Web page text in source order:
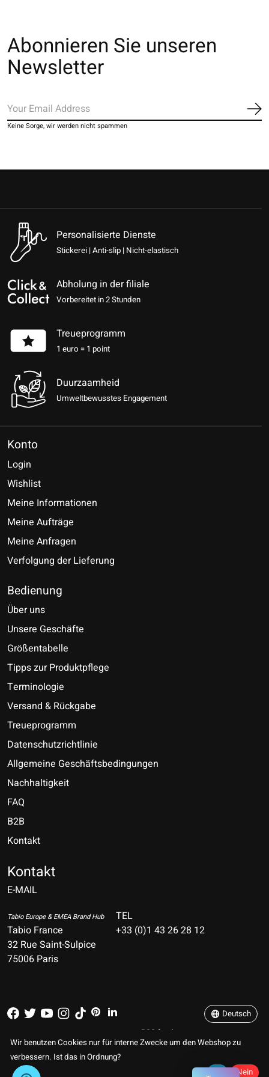
Abonnieren Sie unseren
Newsletter
Keine Sorge, wir werden nicht spammen
Personalisierte Dienste
Stickerei | Anti-slip | Nicht-elastisch
Abholung in der filiale
Vorbereitet in 2 Stunden
Treueprogramm
1 euro = 1 point
Duurzaamheid
Umweltbewusstes Engagement
Konto
Login
Wishlist
Meine Informationen
Meine Aufträge
Meine Anfragen
Verfolgung der Lieferung
Bedienung
Über uns
Unsere Geschäfte
Größentabelle
Tipps zur Produktpflege
Terminologie
Versand & Rückgabe
Treueprogramm
Datenschutzrichtlinie
Allgemeine Geschäftsbedingungen
Nachhaltigkeit
FAQ
B2B
Kontakt
Kontakt
E-MAIL
Tabio Europe & EMEA Brand Hub
Tabio France
32 Rue Saint-Sulpice
75006 Paris
TEL
+33 (0)1 43 26 28 12
RSS feed
Deutsch
Wir benutzen Cookies nur für interne Zwecke um den Webshop zu
verbessern. Ist das in Ordnung?
Nein